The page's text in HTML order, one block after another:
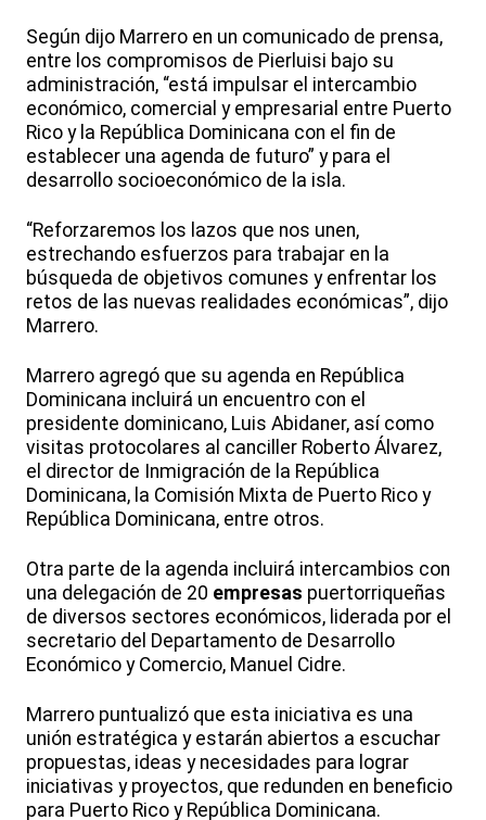
Según dijo Marrero en un comunicado de prensa,
entre los compromisos de Pierluisi bajo su
administración, “está impulsar el intercambio
económico, comercial y empresarial entre Puerto
Rico y la República Dominicana con el fin de
establecer una agenda de futuro” y para el
desarrollo socioeconómico de la isla.
“Reforzaremos los lazos que nos unen,
estrechando esfuerzos para trabajar en la
búsqueda de objetivos comunes y enfrentar los
retos de las nuevas realidades económicas”, dijo
Marrero.
Marrero agregó que su agenda en República
Dominicana incluirá un encuentro con el
presidente dominicano, Luis Abidaner, así como
visitas protocolares al canciller Roberto Álvarez,
el director de Inmigración de la República
Dominicana, la Comisión Mixta de Puerto Rico y
República Dominicana, entre otros.
Otra parte de la agenda incluirá intercambios con
una delegación de 20 empresas puertorriqueñas
de diversos sectores económicos, liderada por el
secretario del Departamento de Desarrollo
Económico y Comercio, Manuel Cidre.
Marrero puntualizó que esta iniciativa es una
unión estratégica y estarán abiertos a escuchar
propuestas, ideas y necesidades para lograr
iniciativas y proyectos, que redunden en beneficio
para Puerto Rico y República Dominicana.